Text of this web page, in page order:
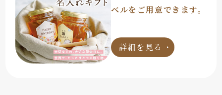
ベルをご用意できます。
詳細を見る